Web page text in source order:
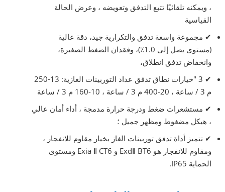
، ويمكنه تلقائيًا تتبع التدفق وتعويضه ، وعرض الحالة
القياسية
✔ مجموعة واسعة تدفق والتكرارية جيد، دقة عالية
(مستوى يصل إلى 1.0٪)، وفقدان الضغط الصغيرة،
وانخفاض تدفق انطلاق،
✔
3 "خيارات نطاق تدفق عداد التوربينات الغازية: 13-250
م 3 / ساعة ، 20-400 م 3 / ساعة ، 10-160 م 3 / ساعة
✔ مستشعرات ضغط ودرجة حرارة مدمجة ، أداء أمان عالي
، هيكل مضغوط ومظهر جميل ؛
✔ تتميز أداة تدفق توربينات الغاز بخيار مقاوم للانفجار ،
ومقاوم للانفجار هو ExdⅡ BT6 و Exia Ⅱ
CT6 ومستوى
الحماية IP65.